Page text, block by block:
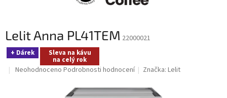
Lelit Anna PL41TEM 22000021
+ Dárek Sleva na kávu
na celý rok
Průměrné
Neohodnoceno Podrobnosti hodnocení Značka:Lelit